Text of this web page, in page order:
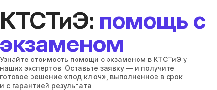
КТСТиЭ: помощь с
экзаменом
Узнайте стоимость помощи с экзаменом в КТСТиЭ у
наших экспертов. Оставьте заявку — и получите
готовое решение «под ключ», выполненное в срок
и с гарантией результата